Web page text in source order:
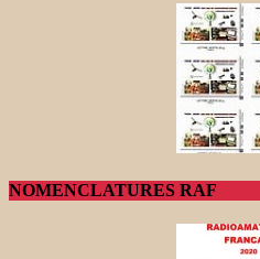
NOMENCLATURES RAF